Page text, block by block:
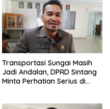
Transportasi Sungai Masih
Jadi Andalan, DPRD Sintang
Minta Perhatian Serius di